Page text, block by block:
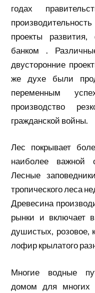
годах
проекты
банком .
двусторонние
же духе были
переменным
производство
гражданской войны.
Лес покрывает
наиболее важной
Лесные
тропического леса
Древесина
рынки и включает
душистых, розовое,
лофир крылатого
Многие водные
домом для многих